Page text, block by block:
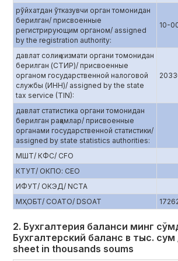
рўйхатдан ўтказувчи орган томонидан
берилган/ присвоенные
регистрирующим органом/ assigned
by the registration authority:
10-
давлат солиқ хизмати органи томонидан
берилган (СТИР)/ присвоенные
органом государственной налоговой
службы (ИНН)/ assigned by the state
tax service (TIN):
давлат статистика органи томонидан
берилган рақамлар/ присвоенные
органами государственной статистики/
assigned by state statistics authorities:
МШТ/ КФС/ CFO
КТУТ/ ОКПО: CEO
ИФУТ/ ОКЭД/ NCTA
МҲОБТ/ СОАТО/ DSOAT
2. Бухгалтерия баланси минг
Бухгалтерский баланс в тыс.
sheet in thousands soums